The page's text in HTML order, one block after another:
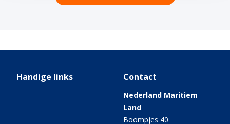
Handige links Contact
Nederland Maritiem
Land
Boompjes 40